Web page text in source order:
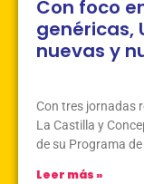
Con foco
genéricas,
nuevas y
Con tres jornadas
La Castilla y
de su Programa
Leer más »